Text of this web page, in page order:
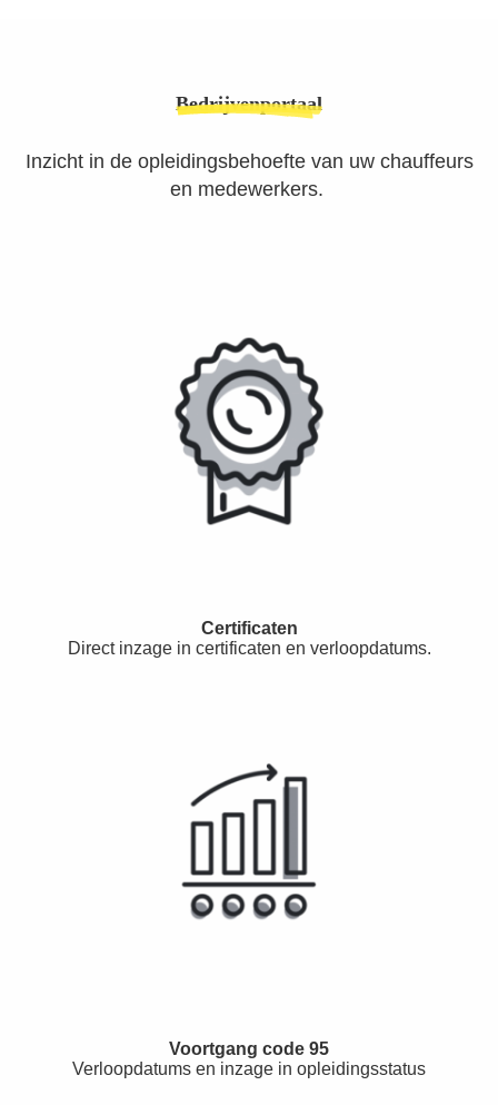
Bedrijvenportaal
Inzicht in de opleidingsbehoefte van uw chauffeurs
en medewerkers.
Certificaten
Direct inzage in certificaten en verloopdatums.
Voortgang code 95
Verloopdatums en inzage in opleidingsstatus